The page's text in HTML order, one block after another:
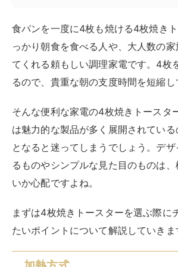
食パンを一度に4枚も焼ける4枚焼き
っかり朝食を食べる人や、大人数の家
てくれる頼もしい調理家電です。4枚
るので、貴重な朝の支度時間を短縮し
そんな便利な家電の4枚焼きトースタ
は魅力的な製品が多く展開されてい
となると迷ってしまうでしょう。デ
るものやシンプルな見た目のものは
いか心配ですよね。
まずは4枚焼きトースターを選ぶ際に
たいポイントについて解説していきま